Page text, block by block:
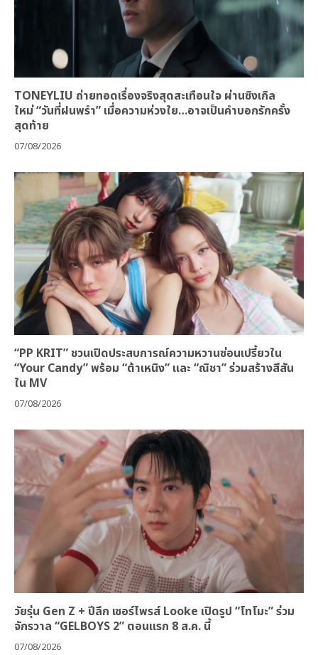
TONEYLIU ถ่ายทอดเรื่องจริงสุดสะเทือนใจ ผ่านซิงเกิล
ใหม่ “วันที่ฝนพรำ” เมื่อความห่วงใย…อาจเป็นคำบอกรักครั้ง
สุดท้าย
07/08/2026
“PP KRIT” ชวนเปิดประสบการณ์ความหวานซ่อนเปรี้ยวใน
“Your Candy” พร้อม “ต้าเหนิง” และ “ณิชา” ร่วมสร้างสีสัน
ใน MV
07/08/2026
วัยรุ่น Gen Z + ปีลึก เซอร์ไพรส์ Looke เปิดรูป “โทโมะ” ร่วม
จักรวาล “GELBOYS 2” ตอนแรก 8 ส.ค. นี้
07/08/2026